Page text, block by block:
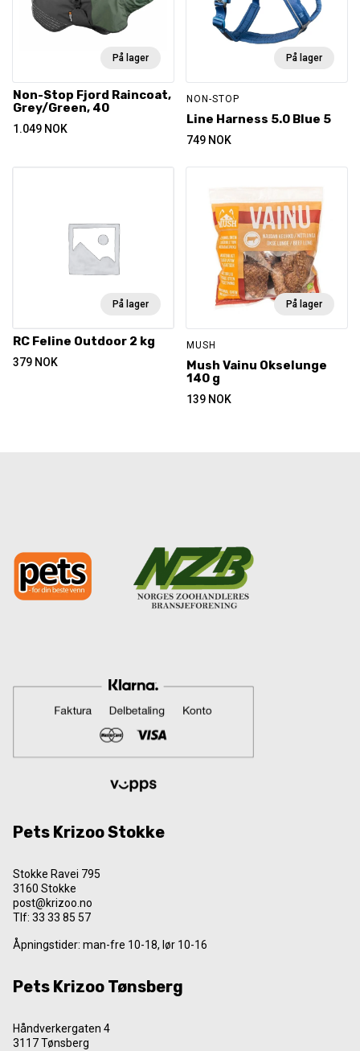
På lager
Non-Stop Fjord Raincoat,
Grey/Green, 40
1.049 NOK
På lager
NON-STOP
Line Harness 5.0 Blue 5
749 NOK
På lager
RC Feline Outdoor 2 kg
379 NOK
På lager
MUSH
Mush Vainu Okselunge
140 g
139 NOK
Pets Krizoo Stokke
Stokke Ravei 795
3160 Stokke
post@krizoo.no
Tlf: 33 33 85 57
Åpningstider: man-fre 10-18, lør 10-16
Pets Krizoo Tønsberg
Håndverkergaten 4
3117 Tønsberg